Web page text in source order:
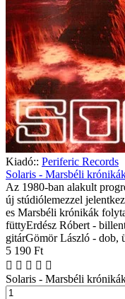
Kiadó:: Periferic Records
Solaris - Marsbéli
Az 1980-ban alakult
új stúdiólemezzel
es Marsbéli krónikák
füttyErdész Róbert -
gitárGömör László - dob,
5 190 Ft
Solaris - Marsbéli